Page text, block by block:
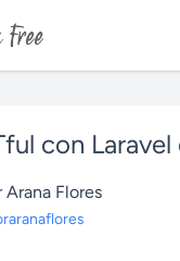
con
Flores